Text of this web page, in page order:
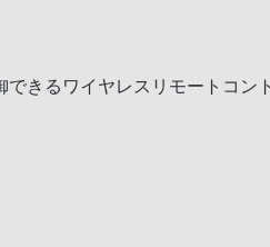
きるワイヤレスリモートコン